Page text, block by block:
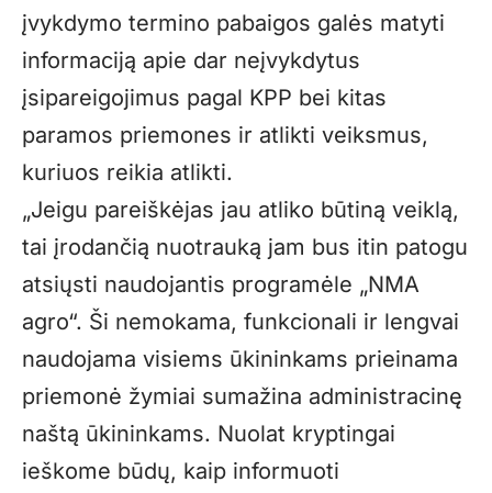
įvykdymo termino pabaigos galės matyti
informaciją apie dar neįvykdytus
įsipareigojimus pagal KPP bei kitas
paramos priemones ir atlikti veiksmus,
kuriuos reikia atlikti.
„Jeigu pareiškėjas jau atliko būtiną veiklą,
tai įrodančią nuotrauką jam bus itin patogu
atsiųsti naudojantis programėle „NMA
agro“. Ši nemokama, funkcionali ir lengvai
naudojama visiems ūkininkams prieinama
priemonė žymiai sumažina administracinę
naštą ūkininkams. Nuolat kryptingai
ieškome būdų, kaip informuoti